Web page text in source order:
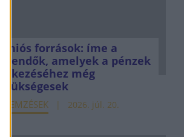
Uniós források: íme a
teendők, amelyek a pénzek
érkezéséhez még
szükségesek
ELEMZÉSEK 2026. júl. 20.